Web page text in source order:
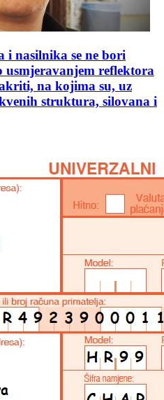
i nasilnika se ne bori
usmjeravanjem reflektora
na kojima su, uz
struktura, silovana i